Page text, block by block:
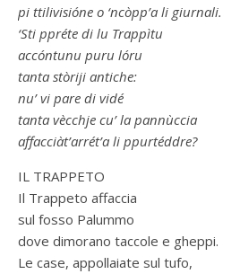
pi ttilivisióne o ‘ncòpp’a li giurnali.
‘Sti ppréte di lu Trappìtu
accóntunu puru lóru
tanta stòriji antiche:
nu’ vi pare di vidé
tanta vècchje cu’ la pannùccia
affacciàt’arrét’a li ppurtéddre?
IL TRAPPETO
Il Trappeto affaccia
sul fosso Palummo
dove dimorano taccole e gheppi.
Le case, appollaiate sul tufo,